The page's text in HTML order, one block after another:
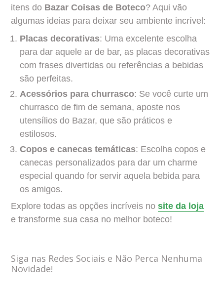
itens do Bazar Coisas de Boteco? Aqui vão
algumas ideias para deixar seu ambiente incrível:
Placas decorativas: Uma excelente escolha
para dar aquele ar de bar, as placas decorativas
com frases divertidas ou referências a bebidas
são perfeitas.
Acessórios para churrasco: Se você curte um
churrasco de fim de semana, aposte nos
utensílios do Bazar, que são práticos e
estilosos.
Copos e canecas temáticas: Escolha copos e
canecas personalizados para dar um charme
especial quando for servir aquela bebida para
os amigos.
Explore todas as opções incríveis no site da loja
e transforme sua casa no melhor boteco!
Siga nas Redes Sociais e Não Perca Nenhuma
Novidade!